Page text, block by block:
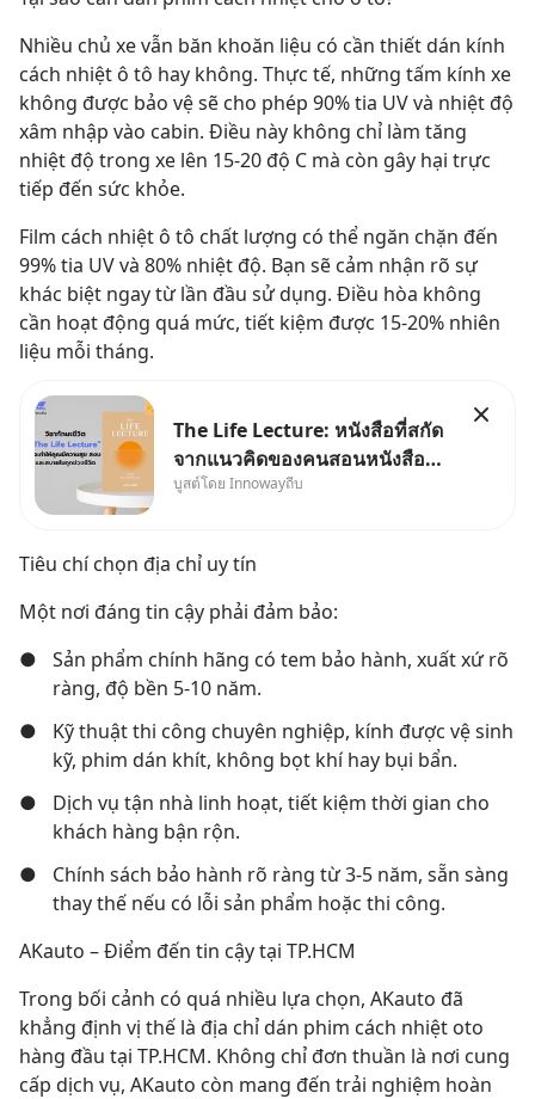
Nhiều chủ xe vẫn băn khoăn liệu có cần thiết dán kính
cách nhiệt ô tô hay không. Thực tế, những tấm kính xe
không được bảo vệ sẽ cho phép 90% tia UV và nhiệt độ
xâm nhập vào cabin. Điều này không chỉ làm tăng
nhiệt độ trong xe lên 15-20 độ C mà còn gây hại trực
tiếp đến sức khỏe.
Film cách nhiệt ô tô chất lượng có thể ngăn chặn đến
99% tia UV và 80% nhiệt độ. Bạn sẽ cảm nhận rõ sự
khác biệt ngay từ lần đầu sử dụng. Điều hòa không
cần hoạt động quá mức, tiết kiệm được 15-20% nhiên
liệu mỗi tháng.
The Life Lecture: หนังสือที่สกัด
จากแนวคิดของคนสอนหนังสือ
สวัสดีครับเพื่อนๆชาว
จบแล้วเกิดคำถามว่า
บูสต์โดย Innowayถีบ
Tiêu chí chọn địa chỉ uy tín
Một nơi đáng tin cậy phải đảm bảo:
●
Sản phẩm chính hãng có tem bảo hành, xuất xứ rõ
ràng, độ bền 5-10 năm.
●
Kỹ thuật thi công chuyên nghiệp, kính được vệ sinh
kỹ, phim dán khít, không bọt khí hay bụi bẩn.
●
Dịch vụ tận nhà linh hoạt, tiết kiệm thời gian cho
khách hàng bận rộn.
●
Chính sách bảo hành rõ ràng từ 3-5 năm, sẵn sàng
thay thế nếu có lỗi sản phẩm hoặc thi công.
AKauto – Điểm đến tin cậy tại TP.HCM
Trong bối cảnh có quá nhiều lựa chọn, AKauto đã
khẳng định vị thế là địa chỉ dán phim cách nhiệt oto
hàng đầu tại TP.HCM. Không chỉ đơn thuần là nơi cung
cấp dịch vụ, AKauto còn mang đến trải nghiệm hoàn